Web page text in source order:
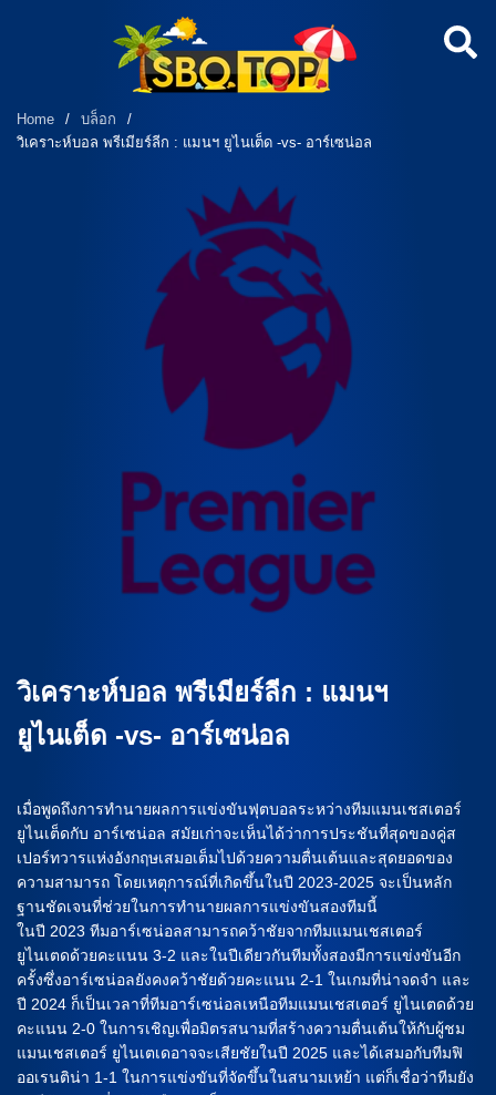
Home / บล็อก
/
วิเคราะห์บอล พรีเมียร์ลีก : แมนฯ ยูไนเต็ด -vs- อาร์เซน่อล
วิเคราะห์บอล พรีเมียร์ลีก : แมนฯ
ยูไนเต็ด -vs- อาร์เซน่อล
เมื่อพูดถึงการทำนายผลการแข่งขันฟุตบอลระหว่างทีมแมนเชสเตอร์
ยูไนเต็ดกับ อาร์เซน่อล สมัยเก่าจะเห็นได้ว่าการประชันที่สุดของคู่ส
เปอร์ทวารแห่งอังกฤษเสมอเต็มไปด้วยความตื่นเต้นและสุดยอดของ
ความสามารถ โดยเหตุการณ์ที่เกิดขึ้นในปี 2023-2025 จะเป็นหลัก
ฐานชัดเจนที่ช่วยในการทำนายผลการแข่งขันสองทีมนี้
ในปี 2023 ทีมอาร์เซน่อลสามารถคว้าชัยจากทีมแมนเชสเตอร์
ยูไนเตดด้วยคะแนน 3-2 และในปีเดียวกันทีมทั้งสองมีการแข่งขันอีก
ครั้งซึ่งอาร์เซน่อลยังคงคว้าชัยด้วยคะแนน 2-1 ในเกมที่น่าจดจำ และ
ปี 2024 ก็เป็นเวลาที่ทีมอาร์เซน่อลเหนือทีมแมนเชสเตอร์ ยูไนเตดด้วย
คะแนน 2-0 ในการเชิญเพื่อมิตรสนามที่สร้างความตื่นเต้นให้กับผู้ชม
แมนเชสเตอร์ ยูไนเตเดอาจจะเสียชัยในปี 2025 และได้เสมอกับทีมฟิ
ออเรนติน่า 1-1 ในการแข่งขันที่จัดขึ้นในสนามเหย้า แต่ก็เชื่อว่าทีมยัง